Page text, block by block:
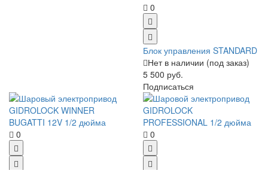
0
Блок управления STANDARD
Нет в наличии (под заказ)
5 500 руб.
Подписаться
0 0